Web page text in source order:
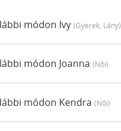
módon Ivy (gyerek, Lány)
módon Joanna (női)
módon Kendra (női)